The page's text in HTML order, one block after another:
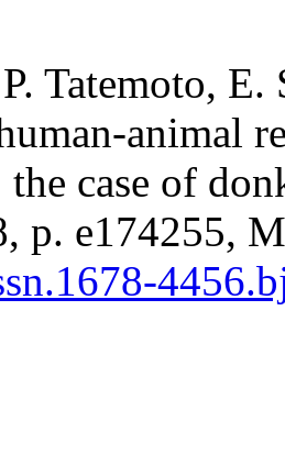
Tatemoto,
animal
case of
p. e174255,